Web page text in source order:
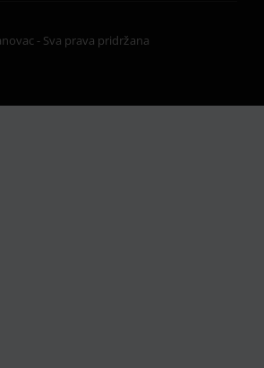
- Sva prava pridržana